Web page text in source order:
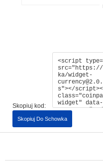
Skopiuj kod:
Skopiuj Do Schowka